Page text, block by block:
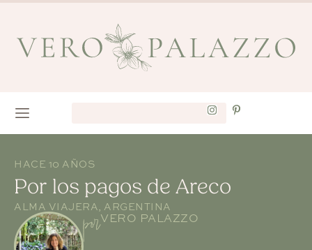
HACE 10 AÑOS
Por los pagos de Areco
ALMA VIAJERA ARGENTINA
porVERO PALAZZO